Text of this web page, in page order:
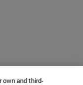
own and third-